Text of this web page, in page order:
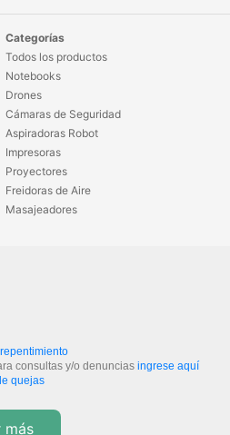
Categorías
Todos los productos
Notebooks
Drones
Cámaras de Seguridad
Aspiradoras Robot
Impresoras
Proyectores
Freidoras de Aire
Masajeadores
consultas y/o denuncias ingrese aquí
quejas
más